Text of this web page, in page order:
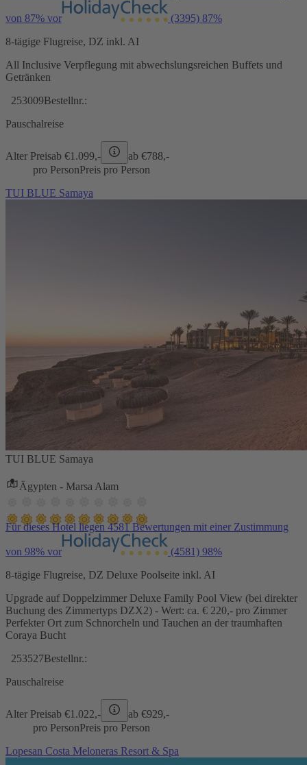
von 87% vor (3395) 87%
8-tägige Flugreise, DZ inkl. AI
All Inclusive Verpflegung mit abwechslungsreichen Buffets und
Getränken
253009Bestellnr.:
Pauschalreise
Alter Preisab €1.099,- ab €788,-
pro PersonPreis pro Person
TUI BLUE Samaya
TUI BLUE Samaya
Ägypten - Marsa Alam
Für dieses Hotel liegen 4581 Bewertungen mit einer Zustimmung
von 98% vor (4581) 98%
8-tägige Flugreise, DZ Deluxe Poolseite inkl. AI
Upgrade auf Doppelzimmer Deluxe Family Pool View (bei direkter
Buchung des Zimmertyps DZX2) - Wert: ca. € 220,- pro Zimmer
Perfekter Ort zum Schnorcheln und Tauchen an der traumhaften
Coraya Bucht
253527Bestellnr.:
Pauschalreise
Alter Preisab €1.022,- ab €929,-
pro PersonPreis pro Person
Lopesan Costa Meloneras Resort & Spa